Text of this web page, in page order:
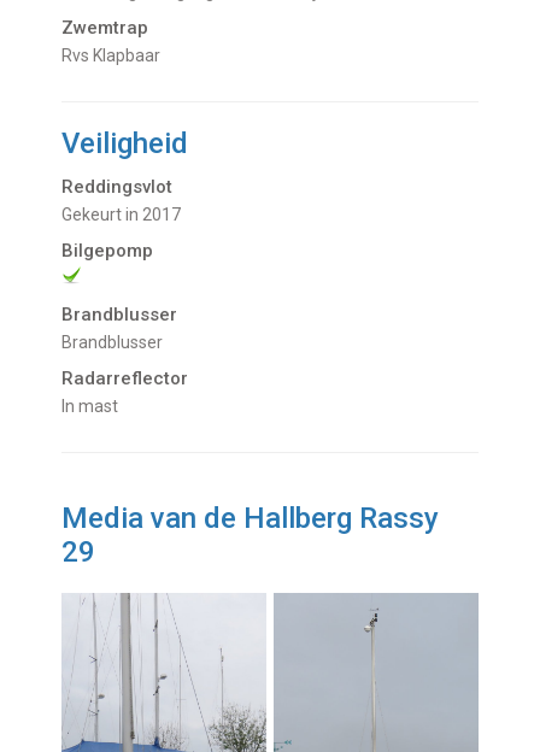
Zwemtrap
Rvs Klapbaar
Veiligheid
Reddingsvlot
gekeurt in 2017
Bilgepomp
Brandblusser
Brandblusser
Radarreflector
in mast
Media van de Hallberg Rassy
29